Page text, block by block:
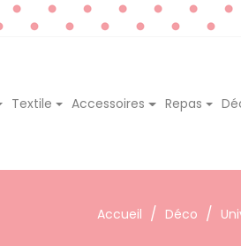
Textile Accessoires Repas
Accueil Déco